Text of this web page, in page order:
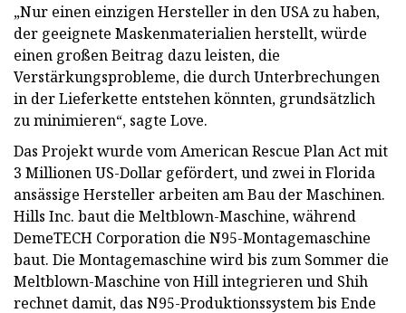
„Nur einen einzigen Hersteller in den USA zu haben,
der geeignete Maskenmaterialien herstellt, würde
einen großen Beitrag dazu leisten, die
Verstärkungsprobleme, die durch Unterbrechungen
in der Lieferkette entstehen könnten, grundsätzlich
zu minimieren“, sagte Love.
Das Projekt wurde vom American Rescue Plan Act mit
3 Millionen US-Dollar gefördert, und zwei in Florida
ansässige Hersteller arbeiten am Bau der Maschinen.
Hills Inc. baut die Meltblown-Maschine, während
DemeTECH Corporation die N95-Montagemaschine
baut. Die Montagemaschine wird bis zum Sommer die
Meltblown-Maschine von Hill integrieren und Shih
rechnet damit, das N95-Produktionssystem bis Ende